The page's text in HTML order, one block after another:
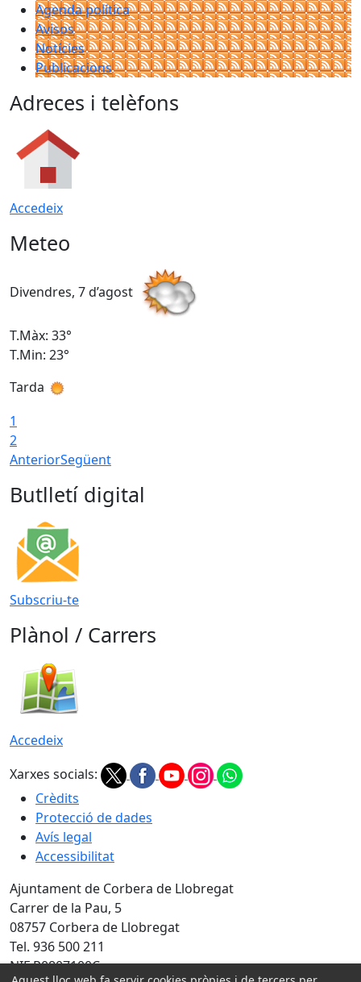
Agenda política
Avisos
Notícies
Publicacions
Adreces i telèfons
Accedeix
Meteo
Divendres, 7 d’agost
T.Màx: 33°
T.Min: 23°
Tarda
1
2
AnteriorSegüent
Butlletí digital
Subscriu-te
Plànol / Carrers
Accedeix
Xarxes socials:
Crèdits
Protecció de dades
Avís legal
Accessibilitat
Ajuntament de Corbera de Llobregat
Carrer de la Pau, 5
08757 Corbera de Llobregat
Tel. 936 500 211
NIF P0807100C